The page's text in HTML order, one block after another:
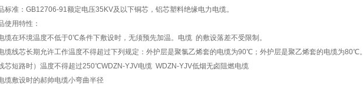
标准：GB12706-91额定电压35KV及以下铜芯，铝芯塑料绝缘电力电缆。
使用特性：
缆在环境温度不低于0℃条件下敷设时，无须预先加温。电缆 的敷设落差不受限制。
缆线芯长期允许工作温度不得超过下列规定：外护层是聚氯乙烯套的电缆为90℃；外护层是聚乙烯套的电缆为80℃。
芯短路时）温度不得超过250℃WDZN-YJV电缆 WDZN-YJV低烟无卤阻燃电缆
缆敷设时的郝帅电缆小弯曲半径